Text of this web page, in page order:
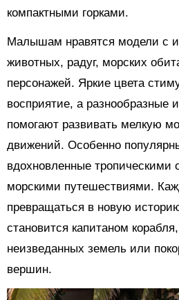
компактными горками.
Малышам нравятся модели с
животных, радуг, морских
персонажей. Яркие цвета
восприятие, а разнообразные
помогают развивать мелкую
движений. Особенно
вдохновленные тропическими
морскими путешествиями.
превращаться в новую
становится капитаном
неизведанных земель или
вершин.